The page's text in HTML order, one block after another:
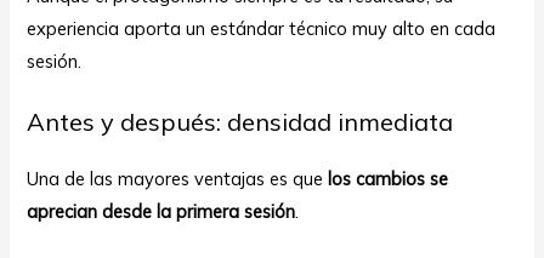
experiencia aporta un estándar técnico muy alto en cada
sesión.
Antes y después: densidad inmediata
Una de las mayores ventajas es que los cambios se
aprecian desde la primera sesión